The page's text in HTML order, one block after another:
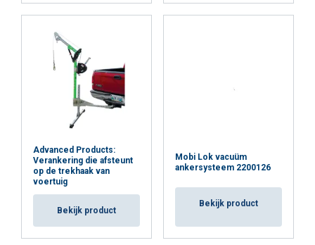
Advanced Products:
Verankering die afsteunt
op de trekhaak van
voertuig
Bekijk product
Mobi Lok vacuüm
ankersysteem 2200126
Bekijk product